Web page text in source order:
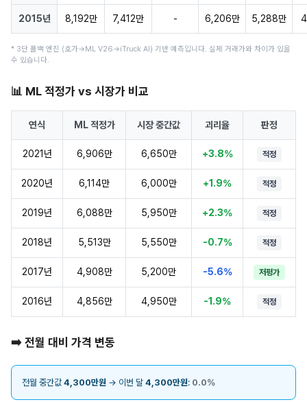
2015년 8,192만 7,412만 - 6,206만 5,288만
* 3단 폴백 엔진 (호가→ML V26→iTruck AI) 기반 예측입니다. 실제 거래가와 차이가 있을
수 있습니다.
📊 ML 적정가 vs 시장가 비교
연식 ML 적정가 시장 중간값 괴리율 판정
2021년 6,906만 6,650만 +3.8% 적정
2020년 6,114만 6,000만 +1.9% 적정
2019년 6,088만 5,950만 +2.3% 적정
2018년 5,513만 5,550만 -0.7% 적정
2017년 4,908만 5,200만 -5.6% 저평가
2016년 4,856만 4,950만 -1.9% 적정
➡️ 전월 대비 가격 변동
전월 중간값 4,300만원 → 이번 달 4,300만원: 0.0%